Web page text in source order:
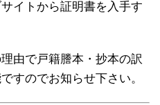
イトから証明書を入手す
由で戸籍謄本・抄本の訳
すのでお知らせ下さい。